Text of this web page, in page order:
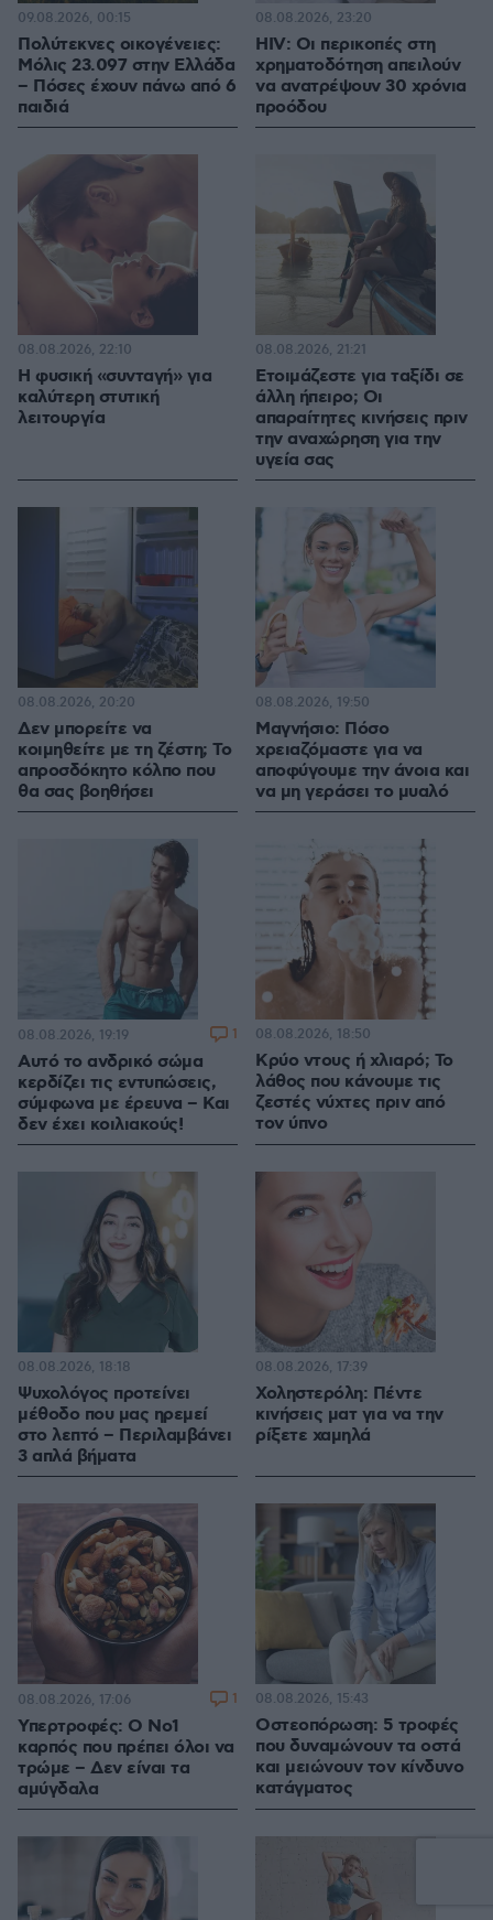
Πολύτεκνες οικογένειες:
Μόλις 23.097 στην Ελλάδα
– Πόσες έχουν πάνω από 6
παιδιά
09.08.2026, 00:15
HIV: Οι περικοπές στη
χρηματοδότηση απειλούν
να ανατρέψουν 30 χρόνια
προόδου
08.08.2026, 23:20
Η φυσική «συνταγή» για
καλύτερη στυτική
λειτουργία
08.08.2026, 22:10
Ετοιμάζεστε για ταξίδι σε
άλλη ήπειρο; Οι
απαραίτητες κινήσεις πριν
την αναχώρηση για την
υγεία σας
08.08.2026, 21:21
Δεν μπορείτε να
κοιμηθείτε με τη ζέστη; Το
απροσδόκητο κόλπο που
θα σας βοηθήσει
08.08.2026, 20:20
Μαγνήσιο: Πόσο
χρειαζόμαστε για να
αποφύγουμε την άνοια και
να μη γεράσει το μυαλό
08.08.2026, 19:50
Αυτό το ανδρικό σώμα
κερδίζει τις εντυπώσεις,
σύμφωνα με έρευνα – Και
δεν έχει κοιλιακούς!
08.08.2026, 19:19 1
Κρύο ντους ή χλιαρό; Το
λάθος που κάνουμε τις
ζεστές νύχτες πριν από
τον ύπνο
08.08.2026, 18:50
Ψυχολόγος προτείνει
μέθοδο που μας ηρεμεί
στο λεπτό – Περιλαμβάνει
3 απλά βήματα
08.08.2026, 18:18
Χοληστερόλη: Πέντε
κινήσεις ματ για να την
ρίξετε χαμηλά
08.08.2026, 17:39
Υπερτροφές: Ο Νο1
καρπός που πρέπει όλοι να
τρώμε – Δεν είναι τα
αμύγδαλα
08.08.2026, 17:06 1
Οστεοπόρωση: 5 τροφές
που δυναμώνουν τα οστά
και μειώνουν τον κίνδυνο
κατάγματος
08.08.2026, 15:43